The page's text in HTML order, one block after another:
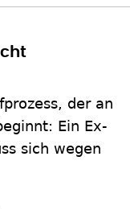
der an
Ein Ex-
sich wegen